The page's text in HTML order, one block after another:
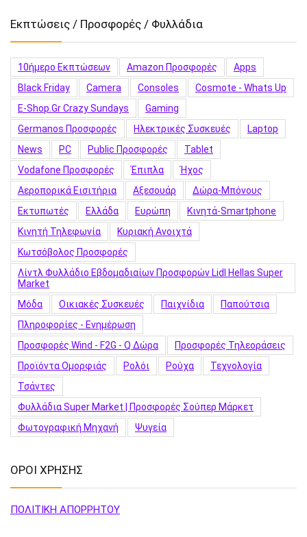
Εκπτώσεις / Προσφορές / Φυλλάδια
10ήμερο Εκπτώσεων Amazon Προσφορές
Apps
Black Friday
Camera Consoles
Cosmote - Whats Up
E-Shop.gr Crazy Sundays
Gaming
Germanos Προσφορές
Hλεκτρικές Συσκευές
Laptop
News
PC Public Προσφορές
Tablet
Vodafone Προσφορές
Έπιπλα
Ήχος
Αεροπορικά Εισιτήρια
Αξεσουάρ
Δώρα-Μπόνους
Εκτυπωτές
Ελλάδα Ευρώπη
Κινητά-Smartphone
Κινητή Τηλεφωνία
Κυριακή Ανοιχτά
Κωτσόβολος Προσφορές
Λίντλ Φυλλάδιο Εβδομαδιαίων Προσφορών Lidl Hellas Super
Market
Μόδα
Οικιακές Συσκευές Παιχνίδια
Παπούτσια
Πληροφορίες - Ενημέρωση
Προσφορές Wind - F2G - Q Δώρα
Προσφορές Τηλεοράσεις
Προϊόντα Ομορφιάς
Ρολόι Ρούχα
Τεχνολογία
Τσάντες
Φυλλάδια Super Market | Προσφορές Σούπερ Μάρκετ
Φωτογραφική Μηχανή
Ψυγεία
ΟΡΟΙ ΧΡΗΣΗΣ
ΠΟΛΙΤΙΚΗ ΑΠΟΡΡΗΤΟΥ